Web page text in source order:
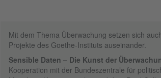
Mit dem Thema Überwachung setzen sich
Projekte des Goethe-Instituts auseinander.
Sensible Daten – Die Kunst der
Kooperation mit der Bundeszentrale für